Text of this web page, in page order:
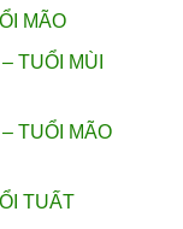
MÃO
TUỔI MÙI
TUỔI MÃO
TUẤT